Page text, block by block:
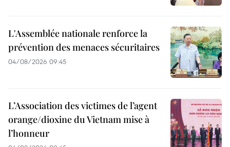
L'Assemblée nationale renforce la
prévention des menaces sécuritaires
04/08/2026 09:45
L’Association des victimes de l’agent
orange/dioxine du Vietnam mise à
l’honneur